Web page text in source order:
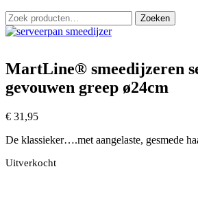
Zoeken
naar:
Zoeken
MartLine® smeedijzeren
gevouwen greep ø24cm
€ 31,95
De klassieker….met aangelaste, gesmede
Uitverkocht